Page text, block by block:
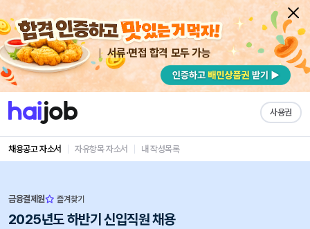
서류·면접 합격 모두 가능
사용권
채용공고 자소서 자유항목 자소서 내 작성목록
금융결제원 즐겨찾기
2025년도 하반기 신입직원 채용